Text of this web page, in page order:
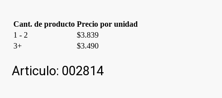
Cant. de producto Precio por unidad
1 - 2
$3.839
3+
$3.490
Articulo: 002814